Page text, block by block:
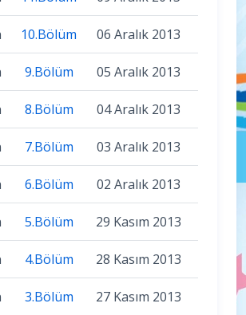
10.Bölüm 06 Aralık 2013
9.Bölüm 05 Aralık 2013
8.Bölüm 04 Aralık 2013
7.Bölüm 03 Aralık 2013
6.Bölüm 02 Aralık 2013
5.Bölüm 29 Kasım 2013
4.Bölüm 28 Kasım 2013
3.Bölüm 27 Kasım 2013